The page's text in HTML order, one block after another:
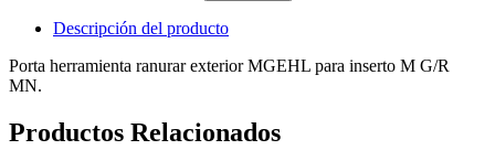
Descripción del producto
Porta herramienta ranurar exterior MGEHL para inserto M G/R
MN.
Productos Relacionados